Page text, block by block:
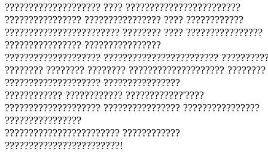
???????????????????? ???? ????????????????????????
???????????????? ???????????????? ???? ????????????
???????????????????????? ???????? ???? ????????????????
???????????????? ????????????????
???????????????????? ????????????????????????
???????? ???????? ???????? ???????????????????? ????????
???????????????????? ????????????????
???????????? ???????????? ????????????'????
???????????????????? ???????????????? ????????????????
????????????????
???????????????????????? ????????????
????????????????????????!